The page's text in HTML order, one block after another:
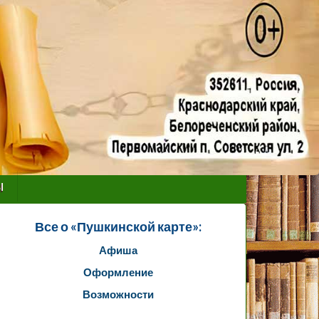
Все о «Пушкинской карте»:
Афиша
Оформление
Возможности